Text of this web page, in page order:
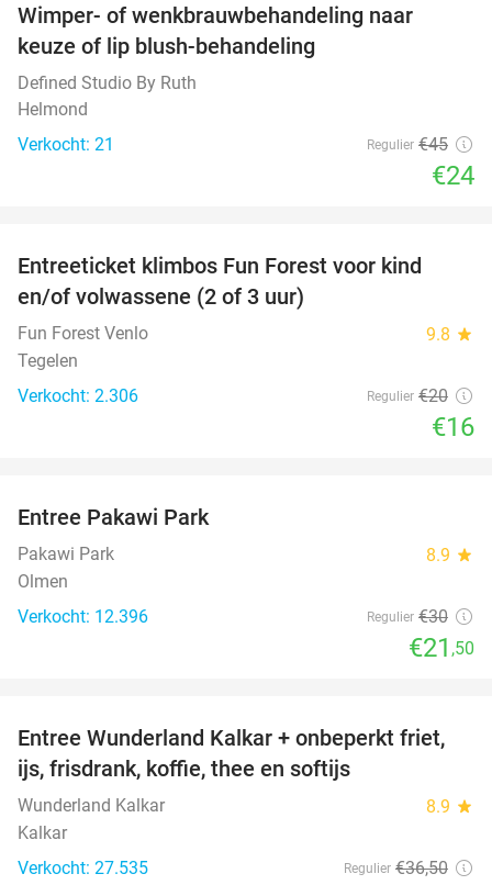
Wimper- of wenkbrauwbehandeling naar
keuze of lip blush-behandeling
Defined Studio By Ruth
Helmond
Verkocht: 21
Regulier €45
€24
Entreeticket klimbos Fun Forest voor kind
en/of volwassene (2 of 3 uur)
Fun Forest Venlo 9.8 star
Tegelen
Verkocht: 2.306
Regulier €20
€16
Entree Pakawi Park
Pakawi Park 8.9 star
Olmen
Verkocht: 12.396
Regulier €30
€21 ,50
32%
Entree Wunderland Kalkar + onbeperkt friet,
ijs, frisdrank, koffie, thee en softijs
Wunderland Kalkar 8.9 star
Kalkar
Verkocht: 27.535
Regulier €36,50